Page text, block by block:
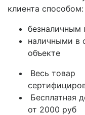
клиента способом:
безналичным
наличными в
объекте
Весь товар
Бесплатная
от 2000 руб